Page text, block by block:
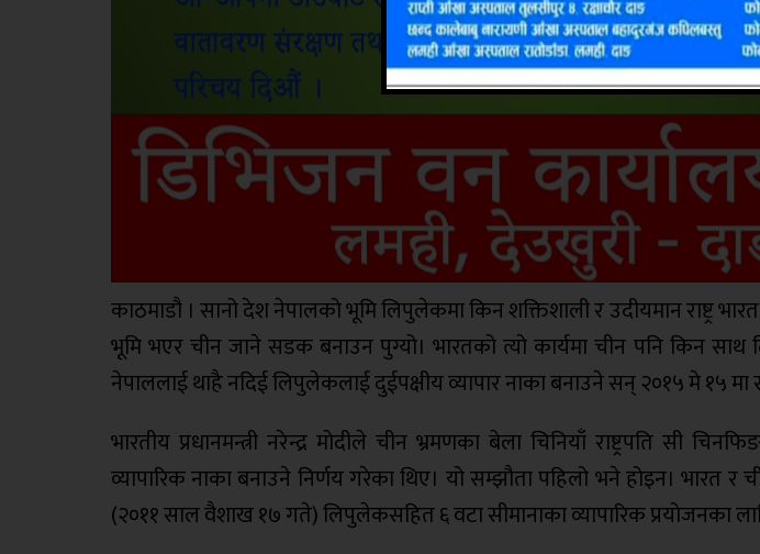
काठमाडौ । सानो देश नेपालको भूमि लिपुलेकमा किन शक्तिशाली र उदीयमान राष्ट्र
भूमि भएर चीन जाने सडक बनाउन पुग्यो। भारतको त्यो कार्यमा चीन पनि किन
नेपाललाई थाहै नदिई लिपुलेकलाई दुईपक्षीय व्यापार नाका बनाउने सन् २०१५ मे १५ मा
भारतीय प्रधानमन्त्री नरेन्द्र मोदीले चीन भ्रमणका बेला चिनियाँ राष्ट्रपति सी
व्यापारिक नाका बनाउने निर्णय गरेका थिए। यो सम्झौता पहिलो भने होइन। भारत र
(२०११ साल वैशाख १७ गते) लिपुलेकसहित ६ वटा सीमानाका व्यापारिक प्रयोजनका